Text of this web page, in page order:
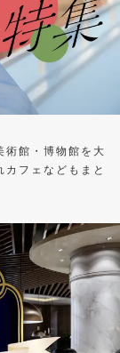
術館・博物館を大
フェなどもまと